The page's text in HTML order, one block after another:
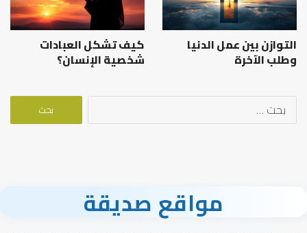
التوازن بين عمل الدنيا
وطلب الآخرة
كيف تشكل العبادات
شخصية الإنسان؟
البحث
مواقع صديقة